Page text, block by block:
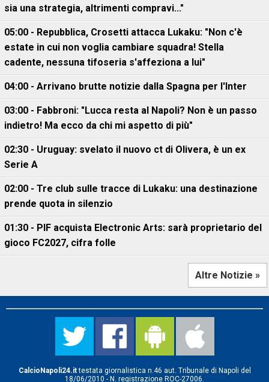
sia una strategia, altrimenti compravi..."
05:00 - Repubblica, Crosetti attacca Lukaku: "Non c'è
estate in cui non voglia cambiare squadra! Stella
cadente, nessuna tifoseria s'affeziona a lui"
04:00 - Arrivano brutte notizie dalla Spagna per l'Inter
03:00 - Fabbroni: "Lucca resta al Napoli? Non è un passo
indietro! Ma ecco da chi mi aspetto di più"
02:30 - Uruguay: svelato il nuovo ct di Olivera, è un ex
Serie A
02:00 - Tre club sulle tracce di Lukaku: una destinazione
prende quota in silenzio
01:30 - PIF acquista Electronic Arts: sarà proprietario del
gioco FC2027, cifra folle
Altre Notizie »
CalcioNapoli24.ittestata giornalistica n.46 aut. Tribunale di Napoli del
18/06/2010 - N. registrazione ROC-27006.